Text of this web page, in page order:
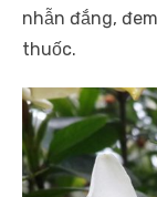
nhẫn đắng,
thuốc.